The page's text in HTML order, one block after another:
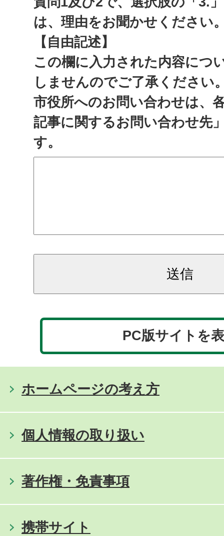
は、理由をお聞かせください
【自由記述】
この欄に入力された内容につ
しませんのでご了承ください
市役所へのお問い合わせは、
記事に関するお問い合わせ先
す。
PC版サイトを
ホームページの考え方
個人情報の取り扱い
著作権・免責事項
携帯サイト